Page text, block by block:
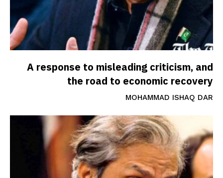
A response to misleading criticism, and
the road to economic recovery
MOHAMMAD ISHAQ DAR